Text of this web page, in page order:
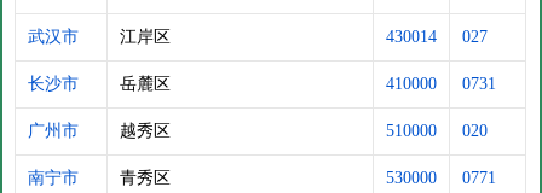
武汉市 江岸区 430014 027
长沙市 岳麓区 410000 0731
广州市 越秀区 510000 020
南宁市 青秀区 530000 0771